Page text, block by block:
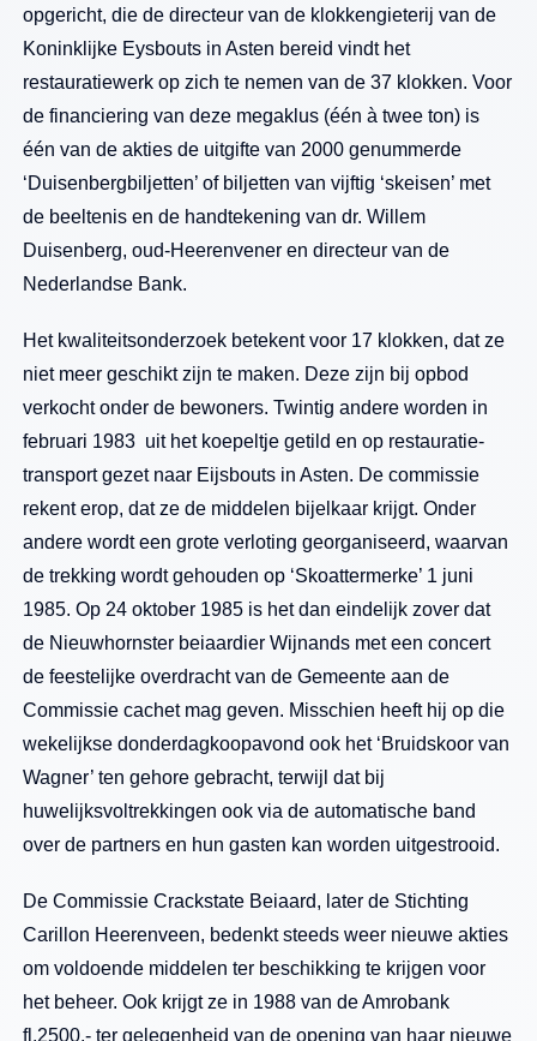
opgericht, die de directeur van de klokkengieterij van de
Koninklijke Eysbouts in Asten bereid vindt het
restauratiewerk op zich te nemen van de 37 klokken. Voor
de financiering van deze megaklus (één à twee ton) is
één van de akties de uitgifte van 2000 genummerde
‘Duisenbergbiljetten’ of biljetten van vijftig ‘skeisen’ met
de beeltenis en de handtekening van dr. Willem
Duisenberg, oud-Heerenvener en directeur van de
Nederlandse Bank.
Het kwaliteitsonderzoek betekent voor 17 klokken, dat ze
niet meer geschikt zijn te maken. Deze zijn bij opbod
verkocht onder de bewoners. Twintig andere worden in
februari 1983 uit het koepeltje getild en op restauratie-
transport gezet naar Eijsbouts in Asten. De commissie
rekent erop, dat ze de middelen bijelkaar krijgt. Onder
andere wordt een grote verloting georganiseerd, waarvan
de trekking wordt gehouden op ‘Skoattermerke’ 1 juni
1985. Op 24 oktober 1985 is het dan eindelijk zover dat
de Nieuwhornster beiaardier Wijnands met een concert
de feestelijke overdracht van de Gemeente aan de
Commissie cachet mag geven. Misschien heeft hij op die
wekelijkse donderdagkoopavond ook het ‘Bruidskoor van
Wagner’ ten gehore gebracht, terwijl dat bij
huwelijksvoltrekkingen ook via de automatische band
over de partners en hun gasten kan worden uitgestrooid.
De Commissie Crackstate Beiaard, later de Stichting
Carillon Heerenveen, bedenkt steeds weer nieuwe akties
om voldoende middelen ter beschikking te krijgen voor
het beheer. Ook krijgt ze in 1988 van de Amrobank
fl.2500,- ter gelegenheid van de opening van haar nieuwe